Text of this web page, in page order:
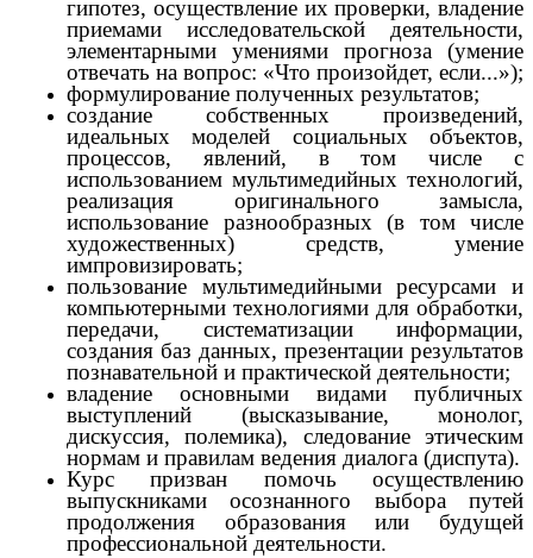
гипотез, осуществление их проверки, владение
приемами исследовательской деятельности,
элементарными умениями прогноза (умение
отвечать на вопрос: «Что произойдет, если...»);
формулирование полученных результатов;
создание собственных произведений,
идеальных моделей социальных объектов,
процессов, явлений, в том числе с
использованием мультимедийных технологий,
реализация оригинального замысла,
использование разнообразных (в том числе
художественных) средств, умение
импровизировать;
пользование мультимедийными ресурсами и
компьютерными технологиями для обработки,
передачи, систематизации информации,
создания баз данных, презентации результатов
познавательной и практической деятельности;
владение основными видами публичных
выступлений (высказывание, монолог,
дискуссия, полемика), следование этическим
нормам и правилам ведения диалога (диспута).
Курс призван помочь осуществлению
выпускниками осознанного выбора путей
продолжения образования или будущей
профессиональной деятельности.